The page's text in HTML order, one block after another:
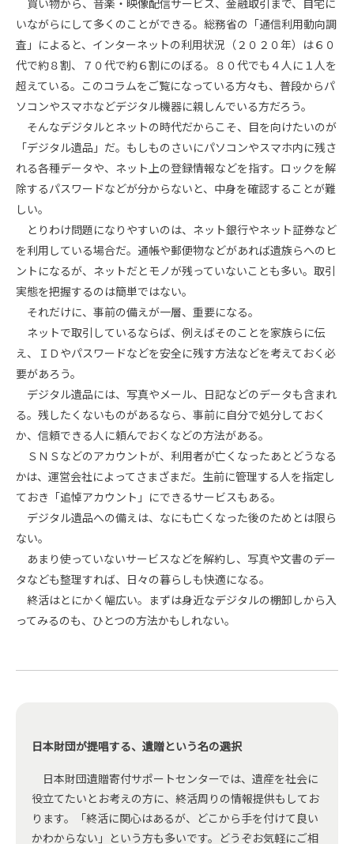
いながらにして多くのことができる。総務省の「通信利用動向調
査」によると、インターネットの利用状況（２０２０年）は６０
代で約８割、７０代で約６割にのぼる。８０代でも４人に１人を
超えている。このコラムをご覧になっている方々も、普段からパ
ソコンやスマホなどデジタル機器に親しんでいる方だろう。
そんなデジタルとネットの時代だからこそ、目を向けたいのが
「デジタル遺品」だ。もしものさいにパソコンやスマホ内に残さ
れる各種データや、ネット上の登録情報などを指す。ロックを解
除するパスワードなどが分からないと、中身を確認することが難
しい。
とりわけ問題になりやすいのは、ネット銀行やネット証券など
を利用している場合だ。通帳や郵便物などがあれば遺族らへのヒ
ントになるが、ネットだとモノが残っていないことも多い。取引
実態を把握するのは簡単ではない。
それだけに、事前の備えが一層、重要になる。
ネットで取引しているならば、例えばそのことを家族らに伝
え、ＩＤやパスワードなどを安全に残す方法などを考えておく必
要があろう。
デジタル遺品には、写真やメール、日記などのデータも含まれ
る。残したくないものがあるなら、事前に自分で処分しておく
か、信頼できる人に頼んでおくなどの方法がある。
ＳＮＳなどのアカウントが、利用者が亡くなったあとどうなる
かは、運営会社によってさまざまだ。生前に管理する人を指定し
ておき「追悼アカウント」にできるサービスもある。
デジタル遺品への備えは、なにも亡くなった後のためとは限ら
ない。
あまり使っていないサービスなどを解約し、写真や文書のデー
タなども整理すれば、日々の暮らしも快適になる。
終活はとにかく幅広い。まずは身近なデジタルの棚卸しから入
ってみるのも、ひとつの方法かもしれない。
日本財団が提唱する、遺贈という名の選択
日本財団遺贈寄付サポートセンターでは、遺産を社会に
役立てたいとお考えの方に、終活周りの情報提供もしてお
ります。「終活に関心はあるが、どこから手を付けて良い
かわからない」という方も多いです。どうぞお気軽にご相